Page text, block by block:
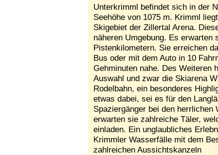
Unterkrimml befindet sich in der
Seehöhe von 1075 m. Krimml
Skigebiet der Zillertal Arena.
näheren Umgebung. Es
Pistenkilometern. Sie erreichen
Bus oder mit dem Auto in 10
Gehminuten nahe. Des Weiteren
Auswahl und zwar die Skiarena
Rodelbahn, ein besonderes
etwas dabei, sei es für den
Spaziergänger bei den herrlichen
erwarten sie zahlreiche Täler,
einladen. Ein unglaubliches
Krimmler Wasserfälle mit dem
zahlreichen Aussichtskanzeln